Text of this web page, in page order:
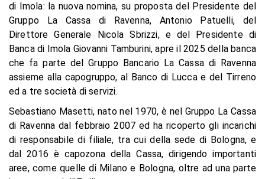
di Imola: la nuova nomina, su proposta del Presidente del
Gruppo La Cassa di Ravenna, Antonio Patuelli, del
Direttore Generale Nicola Sbrizzi, e del Presidente di
Banca di Imola Giovanni Tamburini, apre il 2025 della banca
che fa parte del Gruppo Bancario La Cassa di Ravenna
assieme alla capogruppo, al Banco di Lucca e del Tirreno
ed a tre società di servizi.
Sebastiano Masetti, nato nel 1970, è nel Gruppo La Cassa
di Ravenna dal febbraio 2007 ed ha ricoperto gli incarichi
di responsabile di filiale, tra cui della sede di Bologna, e
dal 2016 è capozona della Cassa, dirigendo importanti
aree, come quelle di Milano e Bologna, oltre ad una parte